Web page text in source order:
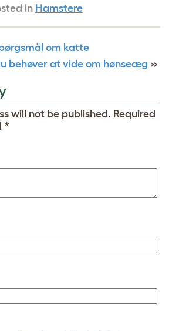
in Hamstere
om katte
behøver at vide om hønseæg »
will not be published. Required
*